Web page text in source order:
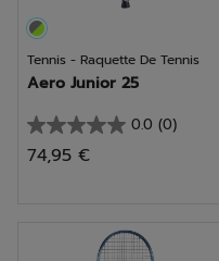
Tennis - Raquette De Tennis
Aero Junior 25
0.0 (0)
0.0
sur
74,95 €